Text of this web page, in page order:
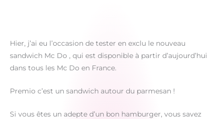
Hier, j’ai eu l’occasion de tester en exclu le nouveau
sandwich Mc Do , qui est disponible à partir d’aujourd’hui
dans tous les Mc Do en France.
Premio c’est un sandwich autour du parmesan !
Si vous êtes un adepte d’un bon hamburger, vous savez